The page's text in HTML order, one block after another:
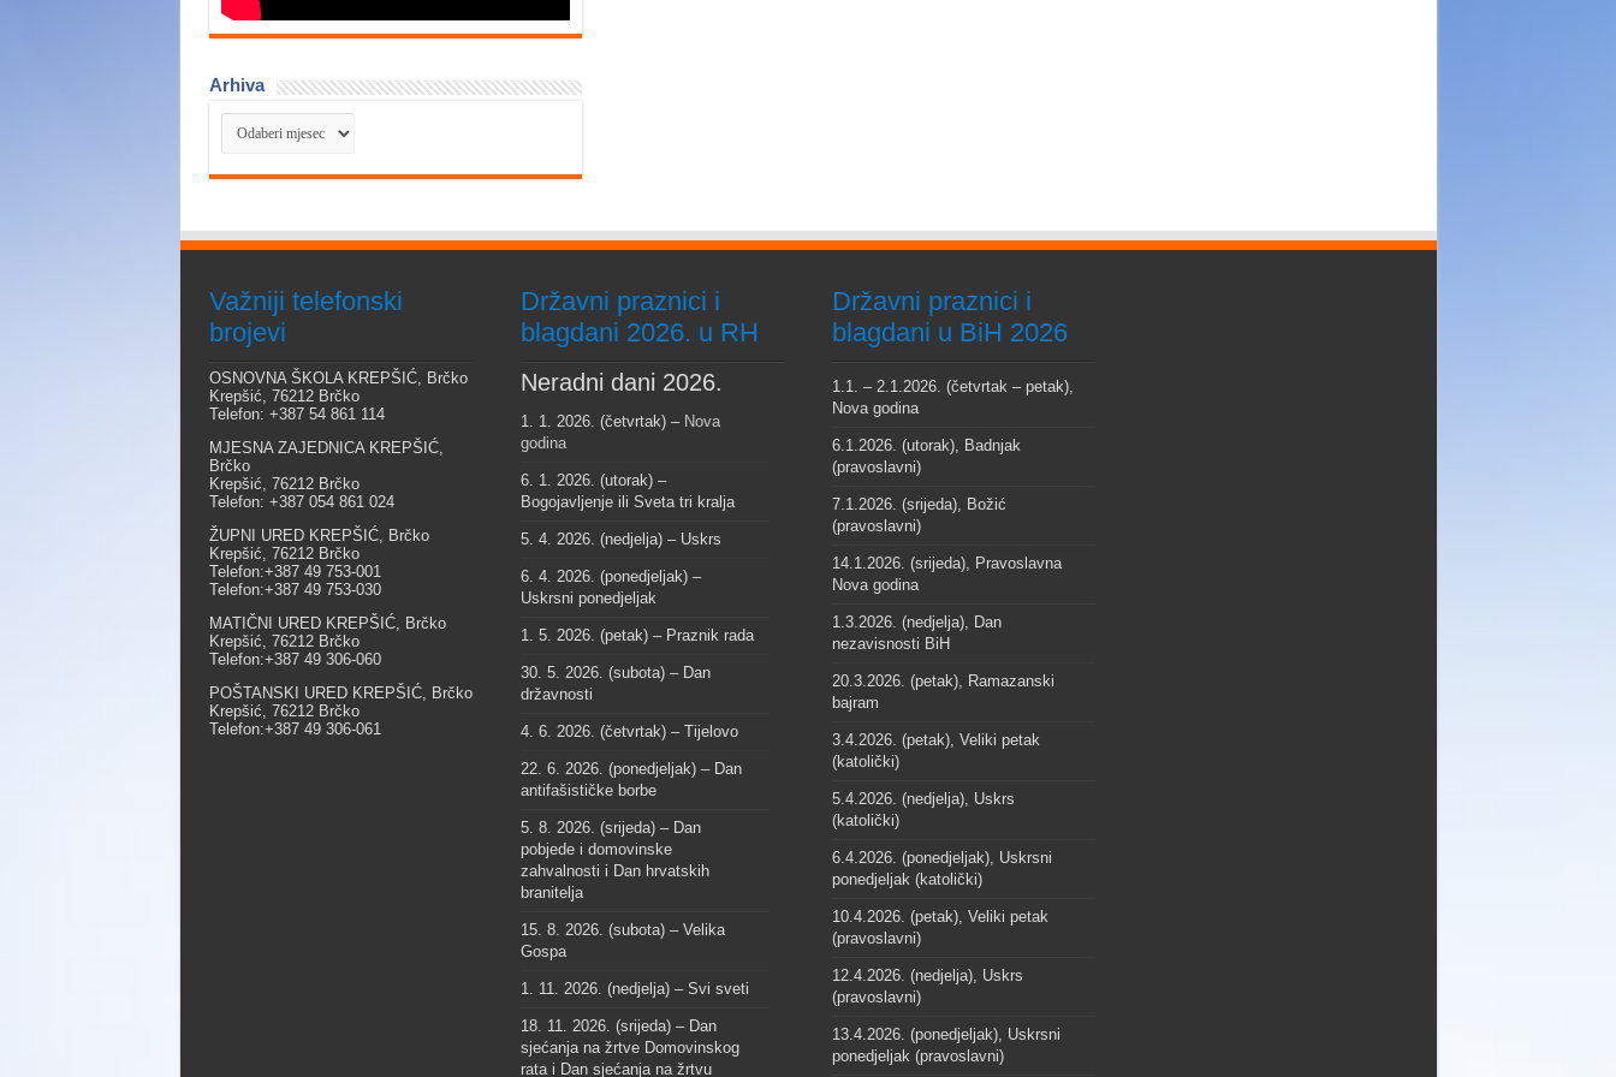
Arhiva
Arhiva
Važniji telefonski
brojevi
OSNOVNA ŠKOLA KREPŠIĆ, Brčko
Krepšić, 76212 Brčko
Telefon: +387 54 861 114
MJESNA ZAJEDNICA KREPŠIĆ,
Brčko
Krepšić, 76212 Brčko
Telefon: +387 054 861 024
ŽUPNI URED KREPŠIĆ, Brčko
Krepšić, 76212 Brčko
Telefon:+387 49 753-001
Telefon:+387 49 753-030
MATIČNI URED KREPŠIĆ, Brčko
Krepšić, 76212 Brčko
Telefon:+387 49 306-060
POŠTANSKI URED KREPŠIĆ, Brčko
Krepšić, 76212 Brčko
Telefon:+387 49 306-061
Državni praznici i
blagdani 2026. u RH
Neradni dani 2026.
1. 1. 2026. (četvrtak) – Nova
godina
6. 1. 2026. (utorak) –
Bogojavljenje ili Sveta tri kralja
5. 4. 2026. (nedjelja) – Uskrs
6. 4. 2026. (ponedjeljak) –
Uskrsni ponedjeljak
1. 5. 2026. (petak) – Praznik rada
30. 5. 2026. (subota) – Dan
državnosti
4. 6. 2026. (četvrtak) – Tijelovo
22. 6. 2026. (ponedjeljak) – Dan
antifašističke borbe
5. 8. 2026. (srijeda) – Dan
pobjede i domovinske
zahvalnosti i Dan hrvatskih
branitelja
15. 8. 2026. (subota) – Velika
Gospa
1. 11. 2026. (nedjelja) – Svi sveti
18. 11. 2026. (srijeda) – Dan
sjećanja na žrtve Domovinskog
rata i Dan sjećanja na žrtvu
Državni praznici i
blagdani u BiH 2026
1.1. – 2.1.2026. (četvrtak – petak),
Nova godina
6.1.2026. (utorak), Badnjak
(pravoslavni)
7.1.2026. (srijeda), Božić
(pravoslavni)
14.1.2026. (srijeda), Pravoslavna
Nova godina
1.3.2026. (nedjelja), Dan
nezavisnosti BiH
20.3.2026. (petak), Ramazanski
bajram
3.4.2026. (petak), Veliki petak
(katolički)
5.4.2026. (nedjelja), Uskrs
(katolički)
6.4.2026. (ponedjeljak), Uskrsni
ponedjeljak (katolički)
10.4.2026. (petak), Veliki petak
(pravoslavni)
12.4.2026. (nedjelja), Uskrs
(pravoslavni)
13.4.2026. (ponedjeljak), Uskrsni
ponedjeljak (pravoslavni)